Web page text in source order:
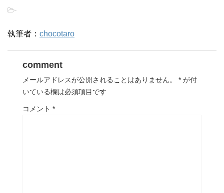
-
執筆者： chocotaro
comment
メールアドレスが公開されることはありません。 * が付
いている欄は必須項目です
コメント *